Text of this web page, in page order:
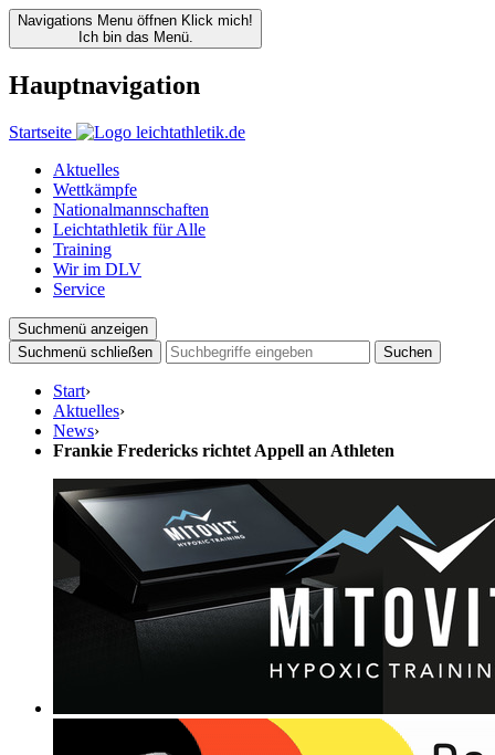
Navigations Menu öffnen Klick mich!
Ich bin das Menü.
Hauptnavigation
Startseite
Aktuelles
Wettkämpfe
Nationalmannschaften
Leichtathletik für Alle
Training
Wir im DLV
Service
Suchmenü anzeigen
Suchmenü schließen
Suchen
Start›
Aktuelles›
News›
Frankie Fredericks richtet Appell an Athleten